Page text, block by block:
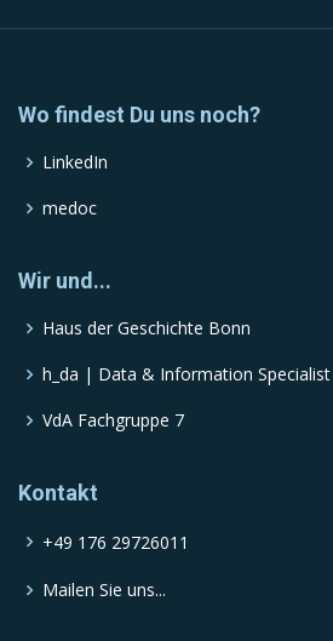
Wo findest Du uns noch?
LinkedIn
medoc
Wir und...
Haus der Geschichte Bonn
h_da | Data & Information Specialist
VdA Fachgruppe 7
Kontakt
+49 176 29726011
Mailen Sie uns...